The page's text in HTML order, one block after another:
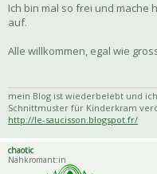
Ich bin mal so frei und mache
auf.
Alle willkommen, egal wie
mein Blog ist wiederbelebt und
Schnittmuster für Kinderkram
http://le-saucisson.blogspot.fr/
chaotic
Nähkromant:in